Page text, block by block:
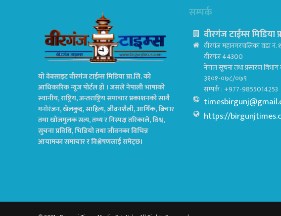
यो वेबसाइट वीरगंज टाईम्स मिडिया प्रा.लि. को
आधिकारिक न्यूज पोर्टल हो । जसले नेपाली भाषाको
स्थानीय, राष्ट्रिय, अन्तराष्ट्रिय समाचार प्रकाशनको साथै
मनोरंजन, खेलकुद, साहित्य, जीवनशैली, आर्थिक, बिचार
तथा खोजमुलक सत्य, तथ्य र निस्पक्ष तरिकाले, विश्व,
सुचना प्रविधि, भिडियो तथा जीवनका विभिन्न
आयामका समाचार र विश्लेषणलाई समेट्छ।
सम्पर्क
वीरगंज टाईम्स मिडिया
वीरगंज महानगरपालिका वडा नं.
वीरगंज 44300
नेपाल सूचना तथा प्रसारण विभाग
३१०१-०७८/०७९
सम्पर्क : +977-9855014253
https://